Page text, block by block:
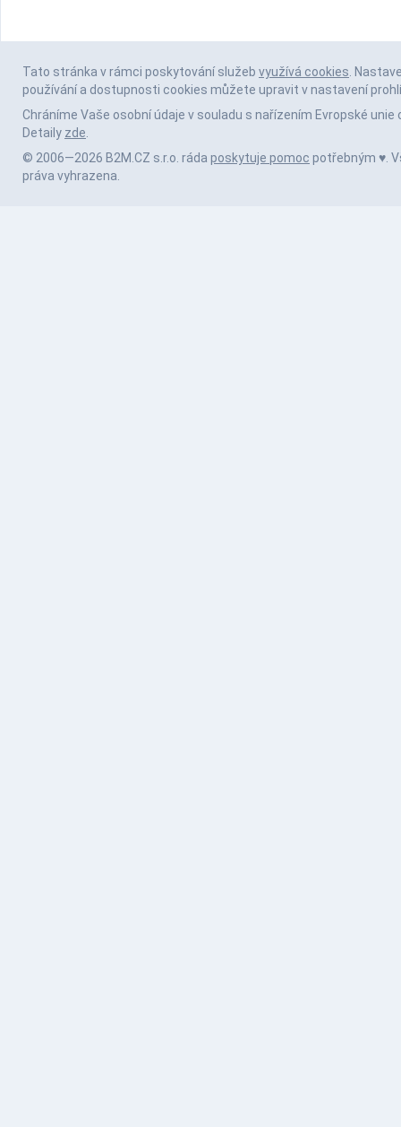
Tato stránka v rámci poskytování služeb využívá cookies.
používání a dostupnosti cookies můžete upravit v nastavení
Chráníme Vaše osobní údaje v souladu s nařízením Evropské unie
Detaily zde.
© 2006—2026 B2M.CZ s.r.o. ráda poskytuje pomoc potřebným ♥️.
práva vyhrazena.